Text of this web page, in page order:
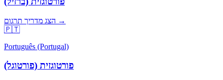
הצג מדריך תרגום →
🇵🇹
Português (Portugal)
פורטוגזית (פורטוגל)